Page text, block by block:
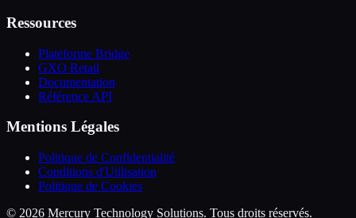
Ressources
Plateforme Bridge
GXO Retail
Documentation
Référence API
Mentions Légales
Politique de Confidentialité
Conditions d'Utilisation
Politique de Cookies
© 2026 Mercury Technology Solutions. Tous droits réservés.